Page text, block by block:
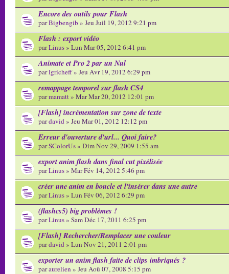
Encore des outils pour Flash
parBigbengib » Jeu Juil 19, 2012 9:21 pm
Flash : export vidéo
parLinus» Lun Mar 05, 2012 6:41 pm
Animate et Pro 2 par un Nul
parIgricheff» Jeu Avr 19, 2012 6:29 pm
remappage temporel sur flash CS4
parmamatt» Mar Mar 20, 2012 12:01 pm
[Flash] incrémentation sur zone de texte
pardavid» Jeu Mar 01, 2012 12:12 pm
Erreur d'ouverture d'url... Quoi faire?
parSColorUs» Dim Nov 29, 2009 1:55 am
export anim flash dans final cut pixélisée
parLinus» Mar Fév 14, 2012 5:46 pm
créer une anim en boucle et l'insérer dans une autre
parLinus» Lun Fév 06, 2012 6:29 pm
(flashcs5) big problèmes !
parLinus» Sam Déc 17, 2011 6:25 pm
[Flash] Rechercher/Remplacer une couleur
pardavid» Lun Nov 21, 2011 2:01 pm
exporter un anim flash faite de clips imbriqués ?
paraurelien » Jeu Aoû 07, 2008 5:15 pm